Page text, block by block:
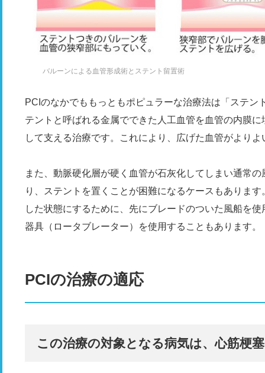
バルーンによる血管形成術とステント留置術
PCIのなかでももっともポピュラーな治療法は「ステ
テントと呼ばれる金属でできた人工血管を血管の内膜
して支える治療です。これにより、広げた血管がより
また、動脈硬化層が硬く血管が石灰化してしまい通常
り、ステントを置くことが困難になるケースもありま
した状態にするために、先にブレードのついた風船を
器具（ロータブレーター）を使用することもあります。
PCIの治療の適応
この治療の対象となる病気は、心筋梗